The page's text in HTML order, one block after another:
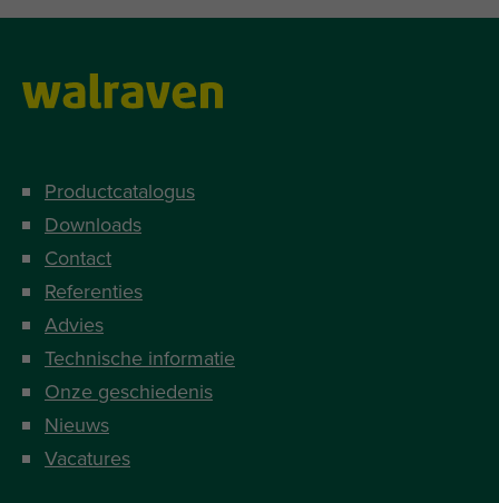
Productcatalogus
Downloads
Contact
Referenties
Advies
Technische informatie
Onze geschiedenis
Nieuws
Vacatures